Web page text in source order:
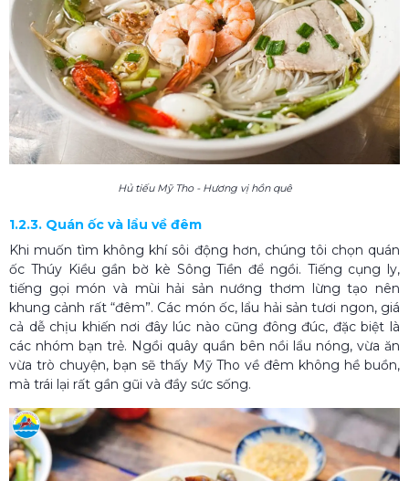
Hủ tiếu Mỹ Tho - Hương vị hồn quê
1.2.3. Quán ốc và lẩu về đêm
Khi muốn tìm không khí sôi động hơn, chúng tôi chọn quán
ốc Thúy Kiều gần bờ kè Sông Tiền để ngồi. Tiếng cụng ly,
tiếng gọi món và mùi hải sản nướng thơm lừng tạo nên
khung cảnh rất “đêm”. Các món ốc, lẩu hải sản tươi ngon, giá
cả dễ chịu khiến nơi đây lúc nào cũng đông đúc, đặc biệt là
các nhóm bạn trẻ. Ngồi quây quần bên nồi lẩu nóng, vừa ăn
vừa trò chuyện, bạn sẽ thấy Mỹ Tho về đêm không hề buồn,
mà trái lại rất gần gũi và đầy sức sống.